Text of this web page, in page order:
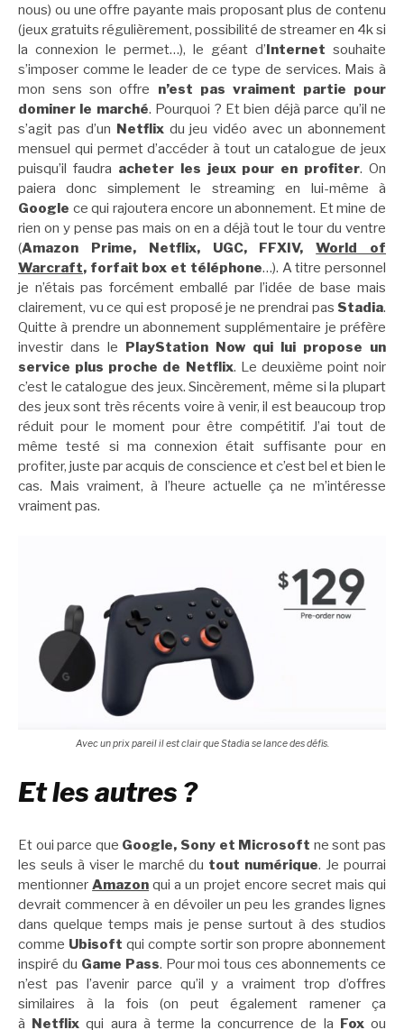
nous) ou une offre payante mais proposant plus de contenu
(jeux gratuits régulièrement, possibilité de streamer en 4k si
la connexion le permet…), le géant d’Internet souhaite
s’imposer comme le leader de ce type de services. Mais à
mon sens son offre n’est pas vraiment partie pour
dominer le marché. Pourquoi ? Et bien déjà parce qu’il ne
s’agit pas d’un Netflix du jeu vidéo avec un abonnement
mensuel qui permet d’accéder à tout un catalogue de jeux
puisqu’il faudra acheter les jeux pour en profiter. On
paiera donc simplement le streaming en lui-même à
Google ce qui rajoutera encore un abonnement. Et mine de
rien on y pense pas mais on en a déjà tout le tour du ventre
(Amazon Prime, Netflix, UGC, FFXIV,World of
Warcraft, forfait box et téléphone…). A titre personnel
je n’étais pas forcément emballé par l’idée de base mais
clairement, vu ce qui est proposé je ne prendrai pas Stadia.
Quitte à prendre un abonnement supplémentaire je préfère
investir dans le PlayStation Now qui lui propose un
service plus proche de Netflix. Le deuxième point noir
c’est le catalogue des jeux. Sincèrement, même si la plupart
des jeux sont très récents voire à venir, il est beaucoup trop
réduit pour le moment pour être compétitif. J’ai tout de
même testé si ma connexion était suffisante pour en
profiter, juste par acquis de conscience et c’est bel et bien le
cas. Mais vraiment, à l’heure actuelle ça ne m’intéresse
vraiment pas.
Avec un prix pareil il est clair que Stadia se lance des défis.
Et les autres ?
Et oui parce que Google, Sony et Microsoft ne sont pas
les seuls à viser le marché du tout numérique. Je pourrai
mentionnerAmazon qui a un projet encore secret mais qui
devrait commencer à en dévoiler un peu les grandes lignes
dans quelque temps mais je pense surtout à des studios
comme Ubisoft qui compte sortir son propre abonnement
inspiré du Game Pass. Pour moi tous ces abonnements ce
n’est pas l’avenir parce qu’il y a vraiment trop d’offres
similaires à la fois (on peut également ramener ça
à Netflixqui aura à terme la concurrence de la Foxou